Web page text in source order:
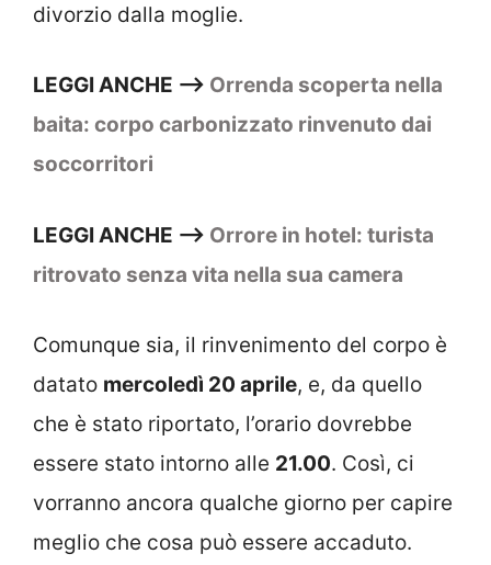
divorzio dalla moglie.
LEGGI ANCHE –> Orrenda scoperta nella
baita: corpo carbonizzato rinvenuto dai
soccorritori
LEGGI ANCHE –> Orrore in hotel: turista
ritrovato senza vita nella sua camera
Comunque sia, il rinvenimento del corpo è
datato mercoledì 20 aprile, e, da quello
che è stato riportato, l’orario dovrebbe
essere stato intorno alle 21.00. Così, ci
vorranno ancora qualche giorno per capire
meglio che cosa può essere accaduto.